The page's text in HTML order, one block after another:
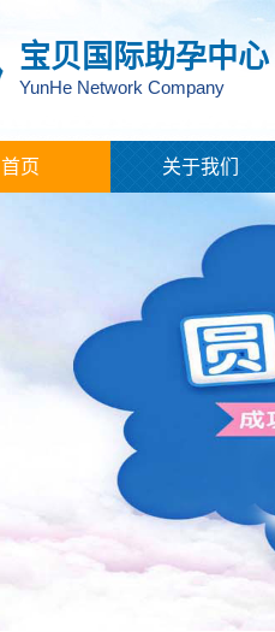
宝贝国际助孕中心
YunHe Network Company
首页 关于我们